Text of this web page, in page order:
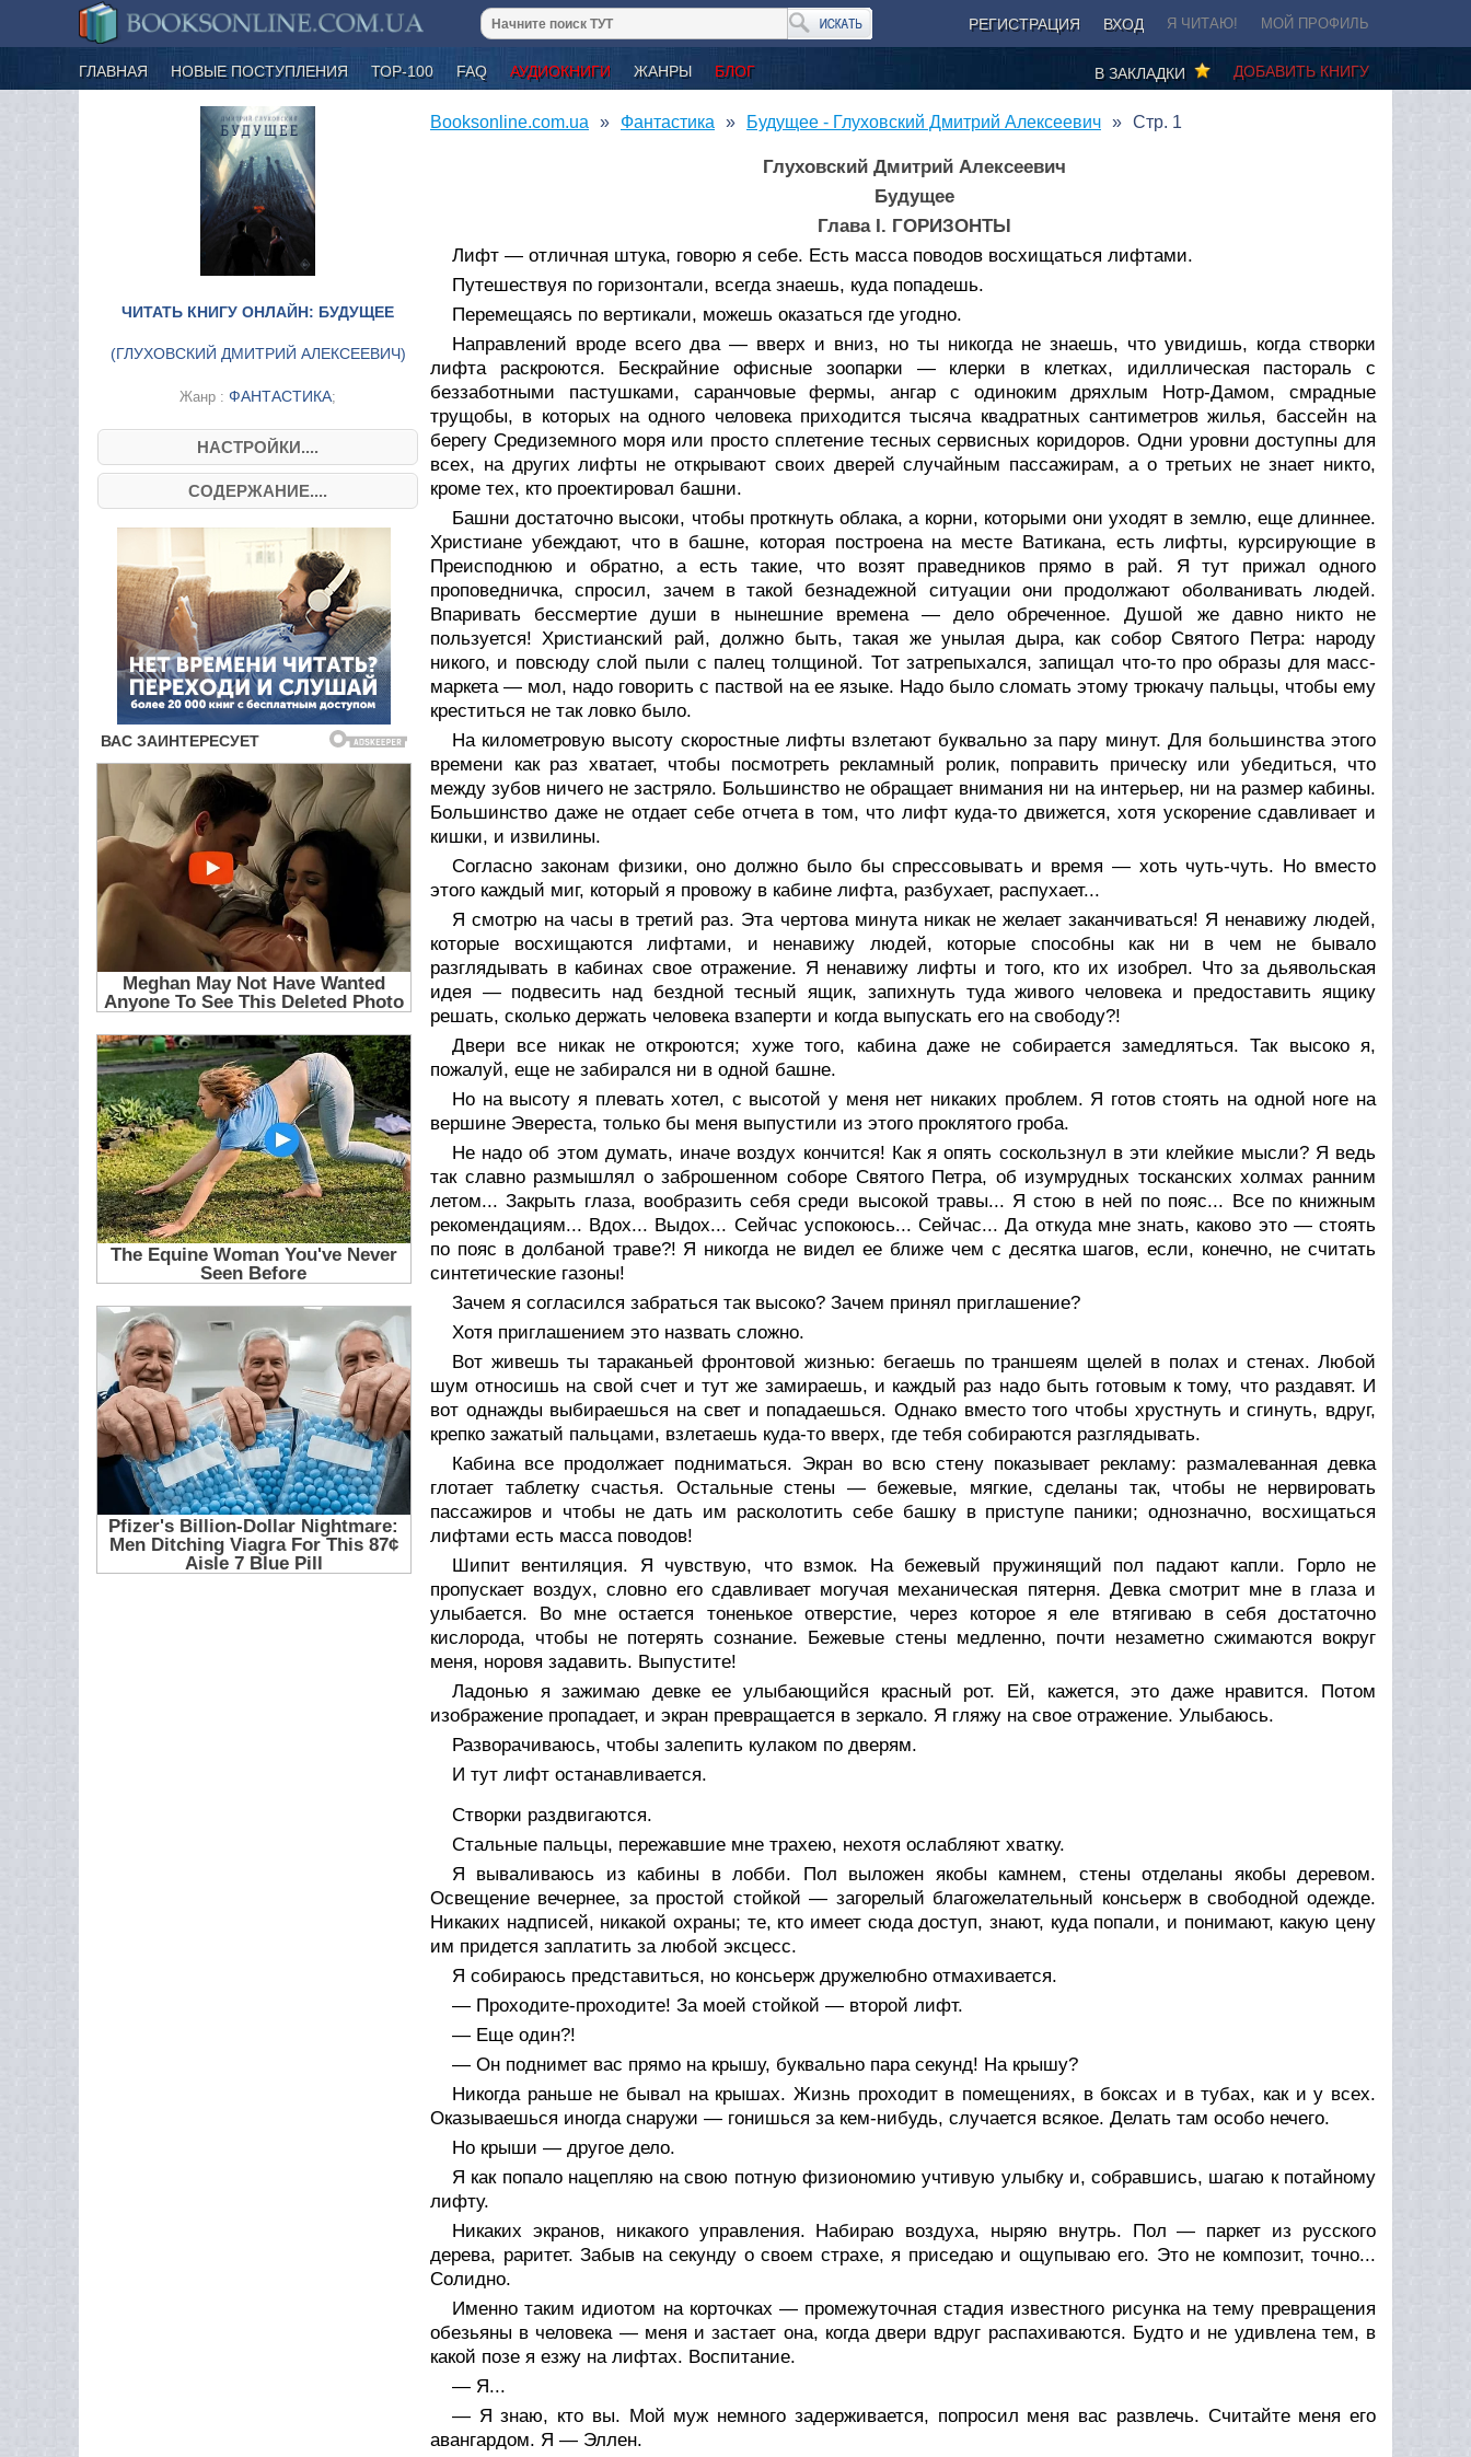
РЕГИСТРАЦИЯ ВХОД Я ЧИТАЮ! МОЙ ПРОФИЛЬ
ГЛАВНАЯ НОВЫЕ ПОСТУПЛЕНИЯ ТОР-100 FAQ АУДИОКНИГИ ЖАНРЫ БЛОГ ДОБАВИТЬ КНИГУ
В ЗАКЛАДКИ
ЧИТАТЬ КНИГУ ОНЛАЙН: БУДУЩЕЕ
(ГЛУХОВСКИЙ ДМИТРИЙ АЛЕКСЕЕВИЧ)
Жанр : ФАНТАСТИКА;
НАСТРОЙКИ....
СОДЕРЖАНИЕ....
Booksonline.com.ua Фантастика Будущее - Глуховский Дмитрий Алексеевич Стр. 1
Глуховский Дмитрий Алексеевич
Будущее
Глава I. ГОРИЗОНТЫ
Лифт — отличная штука, говорю я себе. Есть масса поводов восхищаться лифтами.
Путешествуя по горизонтали, всегда знаешь, куда попадешь.
Перемещаясь по вертикали, можешь оказаться где угодно.
Направлений вроде всего два — вверх и вниз, но ты никогда не знаешь, что увидишь, когда створки
лифта раскроются. Бескрайние офисные зоопарки — клерки в клетках, идиллическая пастораль с
беззаботными пастушками, саранчовые фермы, ангар с одиноким дряхлым Нотр-Дамом, смрадные
трущобы, в которых на одного человека приходится тысяча квадратных сантиметров жилья, бассейн на
берегу Средиземного моря или просто сплетение тесных сервисных коридоров. Одни уровни доступны для
всех, на других лифты не открывают своих дверей случайным пассажирам, а о третьих не знает никто,
кроме тех, кто проектировал башни.
Башни достаточно высоки, чтобы проткнуть облака, а корни, которыми они уходят в землю, еще длиннее.
Христиане убеждают, что в башне, которая построена на месте Ватикана, есть лифты, курсирующие в
Преисподнюю и обратно, а есть такие, что возят праведников прямо в рай. Я тут прижал одного
проповедничка, спросил, зачем в такой безнадежной ситуации они продолжают оболванивать людей.
Впаривать бессмертие души в нынешние времена — дело обреченное. Душой же давно никто не
пользуется! Христианский рай, должно быть, такая же унылая дыра, как собор Святого Петра: народу
никого, и повсюду слой пыли с палец толщиной. Тот затрепыхался, запищал что-то про образы для масс-
маркета — мол, надо говорить с паствой на ее языке. Надо было сломать этому трюкачу пальцы, чтобы ему
креститься не так ловко было.
На километровую высоту скоростные лифты взлетают буквально за пару минут. Для большинства этого
времени как раз хватает, чтобы посмотреть рекламный ролик, поправить прическу или убедиться, что
между зубов ничего не застряло. Большинство не обращает внимания ни на интерьер, ни на размер кабины.
Большинство даже не отдает себе отчета в том, что лифт куда-то движется, хотя ускорение сдавливает и
кишки, и извилины.
Согласно законам физики, оно должно было бы спрессовывать и время — хоть чуть-чуть. Но вместо
этого каждый миг, который я провожу в кабине лифта, разбухает, распухает...
Я смотрю на часы в третий раз. Эта чертова минута никак не желает заканчиваться! Я ненавижу людей,
которые восхищаются лифтами, и ненавижу людей, которые способны как ни в чем не бывало
разглядывать в кабинах свое отражение. Я ненавижу лифты и того, кто их изобрел. Что за дьявольская
идея — подвесить над бездной тесный ящик, запихнуть туда живого человека и предоставить ящику
решать, сколько держать человека взаперти и когда выпускать его на свободу?!
Двери все никак не откроются; хуже того, кабина даже не собирается замедляться. Так высоко я,
пожалуй, еще не забирался ни в одной башне.
Но на высоту я плевать хотел, с высотой у меня нет никаких проблем. Я готов стоять на одной ноге на
вершине Эвереста, только бы меня выпустили из этого проклятого гроба.
Не надо об этом думать, иначе воздух кончится! Как я опять соскользнул в эти клейкие мысли? Я ведь
так славно размышлял о заброшенном соборе Святого Петра, об изумрудных тосканских холмах ранним
летом... Закрыть глаза, вообразить себя среди высокой травы... Я стою в ней по пояс... Все по книжным
рекомендациям... Вдох... Выдох... Сейчас успокоюсь... Сейчас... Да откуда мне знать, каково это — стоять
по пояс в долбаной траве?! Я никогда не видел ее ближе чем с десятка шагов, если, конечно, не считать
синтетические газоны!
Зачем я согласился забраться так высоко? Зачем принял приглашение?
Хотя приглашением это назвать сложно.
Вот живешь ты тараканьей фронтовой жизнью: бегаешь по траншеям щелей в полах и стенах. Любой
шум относишь на свой счет и тут же замираешь, и каждый раз надо быть готовым к тому, что раздавят. И
вот однажды выбираешься на свет и попадаешься. Однако вместо того чтобы хрустнуть и сгинуть, вдруг,
крепко зажатый пальцами, взлетаешь куда-то вверх, где тебя собираются разглядывать.
Кабина все продолжает подниматься. Экран во всю стену показывает рекламу: размалеванная девка
глотает таблетку счастья. Остальные стены — бежевые, мягкие, сделаны так, чтобы не нервировать
пассажиров и чтобы не дать им расколотить себе башку в приступе паники; однозначно, восхищаться
лифтами есть масса поводов!
Шипит вентиляция. Я чувствую, что взмок. На бежевый пружинящий пол падают капли. Горло не
пропускает воздух, словно его сдавливает могучая механическая пятерня. Девка смотрит мне в глаза и
улыбается. Во мне остается тоненькое отверстие, через которое я еле втягиваю в себя достаточно
кислорода, чтобы не потерять сознание. Бежевые стены медленно, почти незаметно сжимаются вокруг
меня, норовя задавить. Выпустите!
Ладонью я зажимаю девке ее улыбающийся красный рот. Ей, кажется, это даже нравится. Потом
изображение пропадает, и экран превращается в зеркало. Я гляжу на свое отражение. Улыбаюсь.
Разворачиваюсь, чтобы залепить кулаком по дверям.
И тут лифт останавливается.
Створки раздвигаются.
Стальные пальцы, пережавшие мне трахею, нехотя ослабляют хватку.
Я вываливаюсь из кабины в лобби. Пол выложен якобы камнем, стены отделаны якобы деревом.
Освещение вечернее, за простой стойкой — загорелый благожелательный консьерж в свободной одежде.
Никаких надписей, никакой охраны; те, кто имеет сюда доступ, знают, куда попали, и понимают, какую цену
им придется заплатить за любой эксцесс.
Я собираюсь представиться, но консьерж дружелюбно отмахивается.
— Проходите-проходите! За моей стойкой — второй лифт.
— Еще один?!
— Он поднимет вас прямо на крышу, буквально пара секунд! На крышу?
Никогда раньше не бывал на крышах. Жизнь проходит в помещениях, в боксах и в тубах, как и у всех.
Оказываешься иногда снаружи — гонишься за кем-нибудь, случается всякое. Делать там особо нечего.
Но крыши — другое дело.
Я как попало нацепляю на свою потную физиономию учтивую улыбку и, собравшись, шагаю к потайному
лифту.
Никаких экранов, никакого управления. Набираю воздуха, ныряю внутрь. Пол — паркет из русского
дерева, раритет. Забыв на секунду о своем страхе, я приседаю и ощупываю его. Это не композит, точно...
Солидно.
Именно таким идиотом на корточках — промежуточная стадия известного рисунка на тему превращения
обезьяны в человека — меня и застает она, когда двери вдруг распахиваются. Будто и не удивлена тем, в
какой позе я езжу на лифтах. Воспитание.
— Я...
— Я знаю, кто вы. Мой муж немного задерживается, попросил меня вас развлечь. Считайте меня его
авангардом. Я — Эллен.